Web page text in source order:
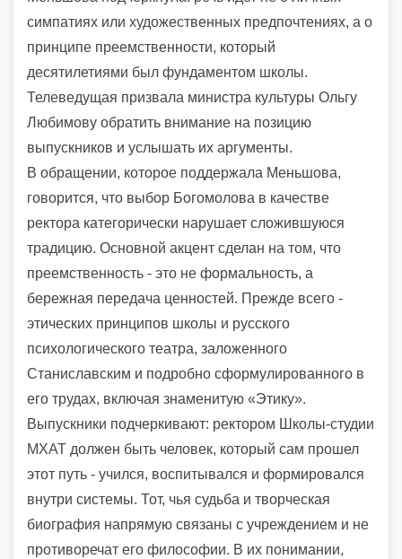
симпатиях или художественных предпочтениях, а о
принципе преемственности, который
десятилетиями был фундаментом школы.
Телеведущая призвала министра культуры Ольгу
Любимову обратить внимание на позицию
выпускников и услышать их аргументы.
В обращении, которое поддержала Меньшова,
говорится, что выбор Богомолова в качестве
ректора категорически нарушает сложившуюся
традицию. Основной акцент сделан на том, что
преемственность - это не формальность, а
бережная передача ценностей. Прежде всего -
этических принципов школы и русского
психологического театра, заложенного
Станиславским и подробно сформулированного в
его трудах, включая знаменитую «Этику».
Выпускники подчеркивают: ректором Школы-студии
МХАТ должен быть человек, который сам прошел
этот путь - учился, воспитывался и формировался
внутри системы. Тот, чья судьба и творческая
биография напрямую связаны с учреждением и не
противоречат его философии. В их понимании,